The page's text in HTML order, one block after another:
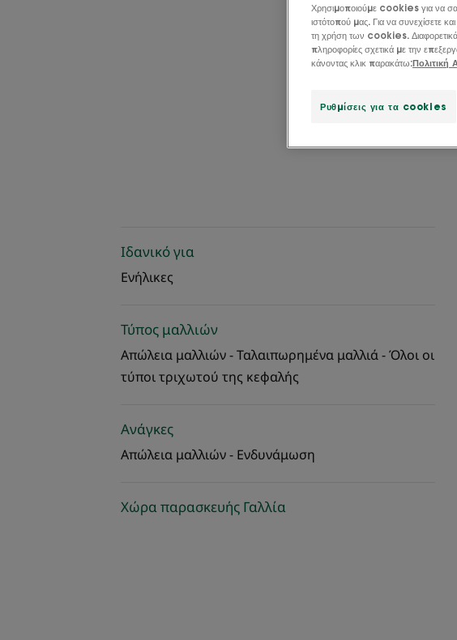
Ιδανικό για
Ενήλικες
Τύπος μαλλιών
Απώλεια μαλλιών - Ταλαιπωρημένα μαλλιά - Όλοι οι
τύποι τριχωτού της κεφαλής
Ανάγκες
Απώλεια μαλλιών - Ενδυνάμωση
Χώρα παρασκευής Γαλλία
Χρησιμοποιούμε cookies για να σας
ιστότοπού μας. Για να συνεχίσετε
τη χρήση των cookies.
πληροφορίες σχετικά με την
κάνοντας κλικ παρακάτω:Πολιτική
Ρυθμίσεις για τα cookies